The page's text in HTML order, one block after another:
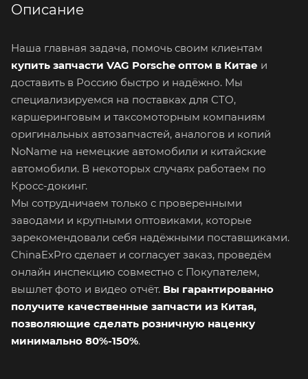
Описание
Наша главная задача, помочь своим клиентам
купить запчасти VAG Porsche оптом в Китае и
доставить в Россию быстро и надёжно. Мы
специализируемся на поставках для СТО,
каршеринговым и таксомоторным компаниям
оригинальных автозапчастей, аналогов и копий
NoName на немецкие автомобили и китайские
автомобили. В некоторых случаях работаем по
Кросс-докинг.
Мы сотрудничаем только с проверенными
заводами и крупными оптовиками, которые
зарекомендовали себя надёжными поставщиками.
ChinaExPro сделает и согласует заказ, проведём
онлайн инспекцию совместно с Покупателем,
вышлет фото и видео отчёт. Вы гарантированно
получите качественные запчасти из Китая,
позволяющие сделать розничную наценку
минимально 80%-150%.